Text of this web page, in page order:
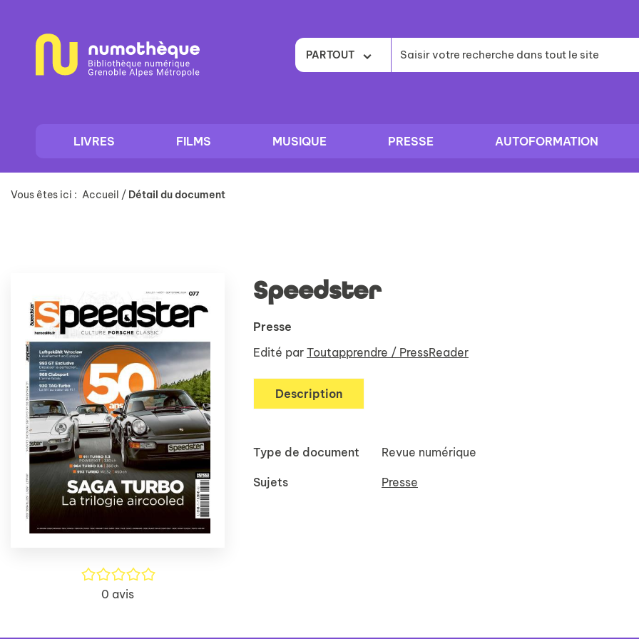
contenu
PARTOUT
LIVRES FILMS MUSIQUE PRESSE AUTOFORMATION
Vous êtes ici : Accueil / Détail du document
/5
0 avis
Speedster
Presse
Edité par Toutapprendre / PressReader
Description
Type de document Revue numérique
Sujets Presse